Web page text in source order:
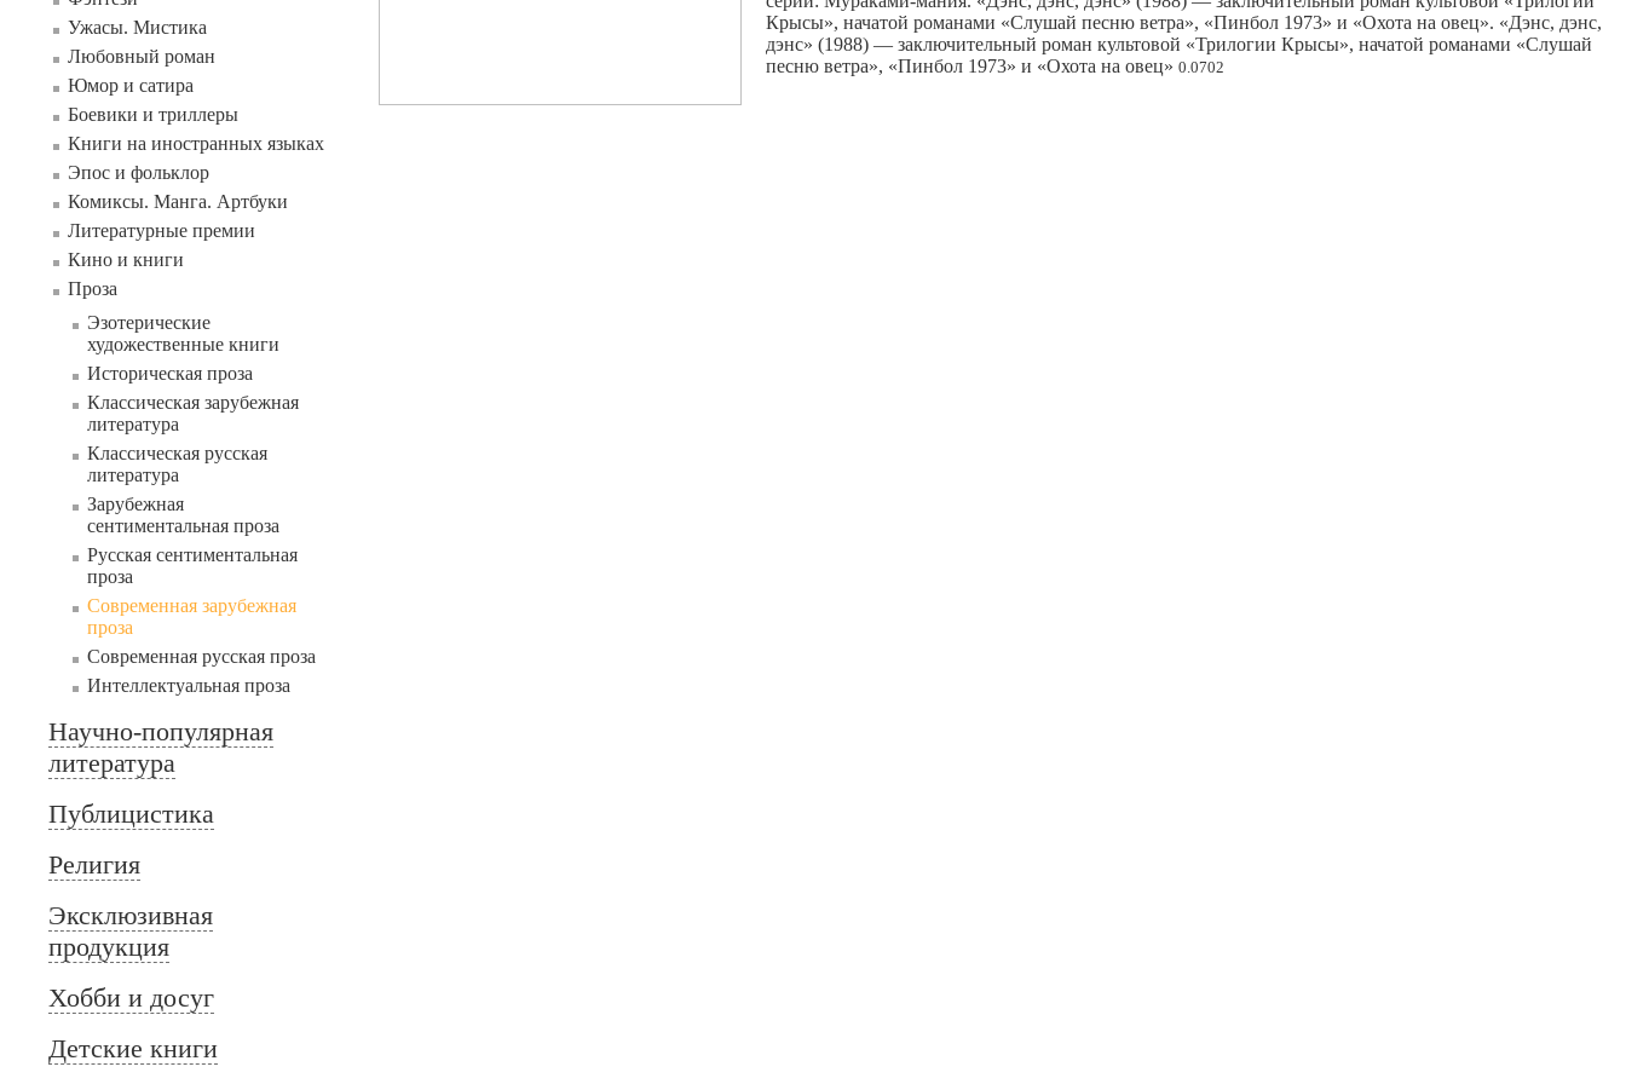
Ужасы. Мистика
Любовный роман
Юмор и сатира
Боевики и триллеры
Книги на иностранных языках
Эпос и фольклор
Комиксы. Манга. Артбуки
Литературные премии
Кино и книги
Проза
Эзотерические
художественные книги
Историческая проза
Классическая зарубежная
литература
Классическая русская
литература
Зарубежная
сентиментальная проза
Русская сентиментальная
проза
Современная зарубежная
проза
Современная русская проза
Интеллектуальная проза
Научно-популярная
литература
Публицистика
Религия
Эксклюзивная
продукция
Хобби и досуг
Детские книги
Крысы», начатой романами «Слушай песню ветра», «Пинбол 1973» и «Охота на овец». «Дэнс, дэнс,
дэнс» (1988) — заключительный роман культовой «Трилогии Крысы», начатой романами «Слушай
песню ветра», «Пинбол 1973» и «Охота на овец» 0.0702